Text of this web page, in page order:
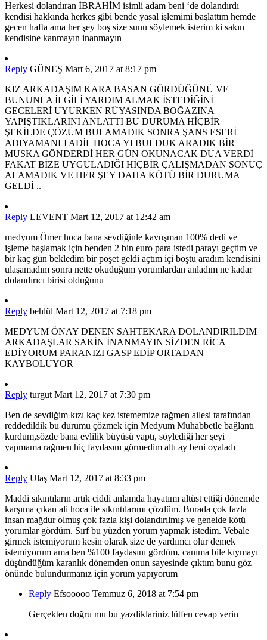
Herkesi dolandıran İBRAHİM isimli adam beni ‘de dolandırdı
kendisi hakkında herkes gibi bende yasal işlemimi başlattım hemde
gecen hafta ama her şey boş size sunu söylemek isterim ki sakın
kendisine kanmayın inanmayın
Reply GÜNEŞ Mart 6, 2017 at 8:17 pm
KIZ ARKADAŞIM KARA BASAN GÖRDÜĞÜNÜ VE
BUNUNLA İLGİLİ YARDIM ALMAK İSTEDİĞİNİ
GECELERİ UYURKEN RÜYASINDA BOĞAZINA
YAPIŞTIKLARINI ANLATTI BU DURUMA HİÇBİR
ŞEKİLDE ÇÖZÜM BULAMADIK SONRA ŞANS ESERİ
ADIYAMANLI ADİL HOCA YI BULDUK ARADIK BİR
MUSKA GÖNDERDİ HER GÜN OKUNACAK DUA VERDİ
FAKAT BİZE UYGULADIĞI HİÇBİR ÇALIŞMADAN SONUÇ
ALAMADIK VE HER ŞEY DAHA KÖTÜ BİR DURUMA
GELDİ ..
Reply LEVENT Mart 12, 2017 at 12:42 am
medyum Ömer hoca bana sevdiğinle kavuşman 100% dedi ve
işleme başlamak için benden 2 bin euro para istedi parayı geçtim ve
bir kaç gün bekledim bir poşet geldi açtım içi boştu aradım kendisini
ulaşamadım sonra nette okuduğum yorumlardan anladım ne kadar
dolandırıcı birisi olduğunu
Reply behlül Mart 12, 2017 at 7:18 pm
MEDYUM ÖNAY DENEN SAHTEKARA DOLANDIRILDIM
ARKADAŞLAR SAKİN İNANMAYIN SİZDEN RİCA
EDİYORUM PARANIZI GASP EDİP ORTADAN
KAYBOLUYOR
Reply turgut Mart 12, 2017 at 7:30 pm
Ben de sevdiğim kızı kaç kez istememize rağmen ailesi tarafından
reddedildik bu durumu çözmek için Medyum Muhabbetle bağlantı
kurdum,sözde bana evlilik büyüsü yaptı, söylediği her şeyi
yapmama rağmen hiç faydasını görmedim altı ay beni oyaladı
Reply Ulaş Mart 12, 2017 at 8:33 pm
Maddi sıkıntıların artık ciddi anlamda hayatımı altüst ettiği dönemde
karşıma çıkan ali hoca ile sıkıntılarımı çözdüm. Burada çok fazla
insan mağdur olmuş çok fazla kişi dolandırılmış ve genelde kötü
yorumlar gördüm. Sırf bu yüzden yorum yapmak istedim. Vebale
girmek istemiyorum kesin olarak size de yardımcı olur demek
istemiyorum ama ben %100 faydasını gördüm, canıma bile kıymayı
düşündüğüm karanlık dönemden onun sayesinde çıktım bunu göz
önünde bulundurmanız için yorum yapıyorum
Reply Efsooooo Temmuz 6, 2018 at 7:54 pm
Gerçekten doğru mu bu yazdiklariniz lütfen cevap verin